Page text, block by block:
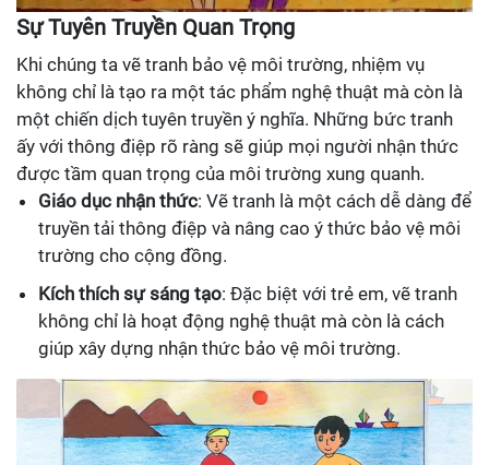
Sự Tuyên Truyền Quan Trọng
Khi chúng ta vẽ tranh bảo vệ môi trường, nhiệm vụ
không chỉ là tạo ra một tác phẩm nghệ thuật mà còn là
một chiến dịch tuyên truyền ý nghĩa. Những bức tranh
ấy với thông điệp rõ ràng sẽ giúp mọi người nhận thức
được tầm quan trọng của môi trường xung quanh.
Giáo dục nhận thức: Vẽ tranh là một cách dễ dàng để
truyền tải thông điệp và nâng cao ý thức bảo vệ môi
trường cho cộng đồng.
Kích thích sự sáng tạo: Đặc biệt với trẻ em, vẽ tranh
không chỉ là hoạt động nghệ thuật mà còn là cách
giúp xây dựng nhận thức bảo vệ môi trường.